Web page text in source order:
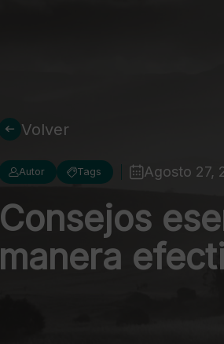
Volver
Autor Tags Agosto 27,
Consejos
manera